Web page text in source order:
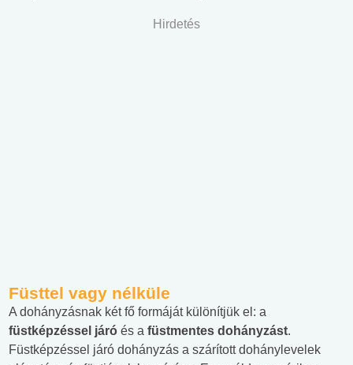
Hirdetés
Füsttel vagy nélküle
A dohányzásnak két fő formáját különítjük el: a
füstképzéssel járó és a füstmentes dohányzást.
Füstképzéssel járó dohányzás a szárított dohánylevelek